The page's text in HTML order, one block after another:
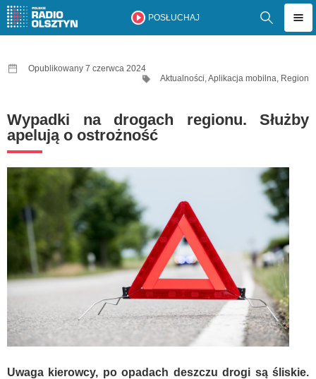
POSŁUCHAJ
Opublikowany 7 czerwca 2024
Aktualności,Aplikacja mobilna, Region
Wypadki na drogach regionu. Służby
apelują o ostrożność
Uwaga kierowcy, po opadach deszczu drogi są śliskie.